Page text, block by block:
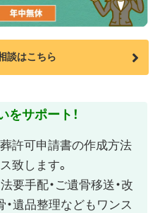
談はこちら
をサポート！
許可申請書の作成方法
致します。
要手配・ご遺骨移送・改
・遺品整理などもワンス